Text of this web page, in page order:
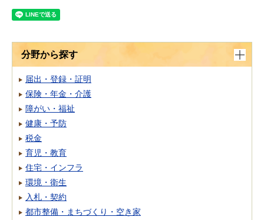
分野から探す
届出・登録・証明
保険・年金・介護
障がい・福祉
健康・予防
税金
育児・教育
住宅・インフラ
環境・衛生
入札・契約
都市整備・まちづくり・空き家